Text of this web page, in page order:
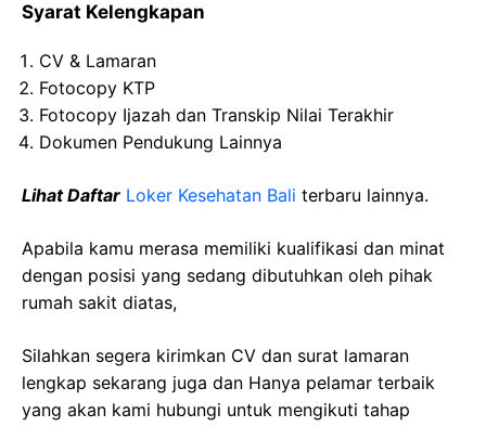
Syarat Kelengkapan
CV & Lamaran
Fotocopy KTP
Fotocopy Ijazah dan Transkip Nilai Terakhir
Dokumen Pendukung Lainnya
Lihat Daftar Loker Kesehatan Bali terbaru lainnya.
Apabila kamu merasa memiliki kualifikasi dan minat
dengan posisi yang sedang dibutuhkan oleh pihak
rumah sakit diatas,
Silahkan segera kirimkan CV dan surat lamaran
lengkap sekarang juga dan Hanya pelamar terbaik
yang akan kami hubungi untuk mengikuti tahap